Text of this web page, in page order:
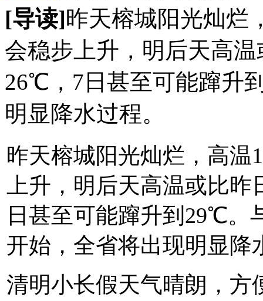
[导读]昨天榕城阳光灿烂
会稳步上升，明后天高
26℃，7日甚至可能蹿升
明显降水过程。
昨天榕城阳光灿烂，高
上升，明后天高温或比
日甚至可能蹿升到29℃。
开始，全省将出现明显降
清明小长假天气晴朗，方